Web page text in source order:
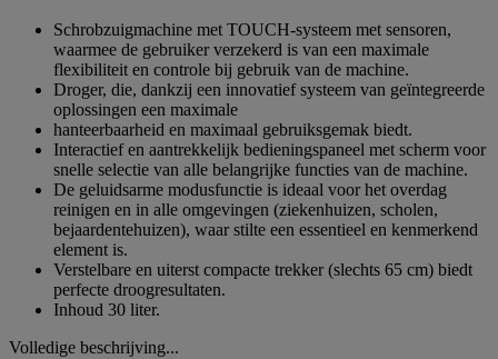
Schrobzuigmachine met TOUCH-systeem met sensoren,
waarmee de gebruiker verzekerd is van een maximale
flexibiliteit en controle bij gebruik van de machine.
Droger, die, dankzij een innovatief systeem van geïntegreerde
oplossingen een maximale
hanteerbaarheid en maximaal gebruiksgemak biedt.
Interactief en aantrekkelijk bedieningspaneel met scherm voor
snelle selectie van alle belangrijke functies van de machine.
De geluidsarme modusfunctie is ideaal voor het overdag
reinigen en in alle omgevingen (ziekenhuizen, scholen,
bejaardentehuizen), waar stilte een essentieel en kenmerkend
element is.
Verstelbare en uiterst compacte trekker (slechts 65 cm) biedt
perfecte droogresultaten.
Inhoud 30 liter.
Volledige beschrijving...